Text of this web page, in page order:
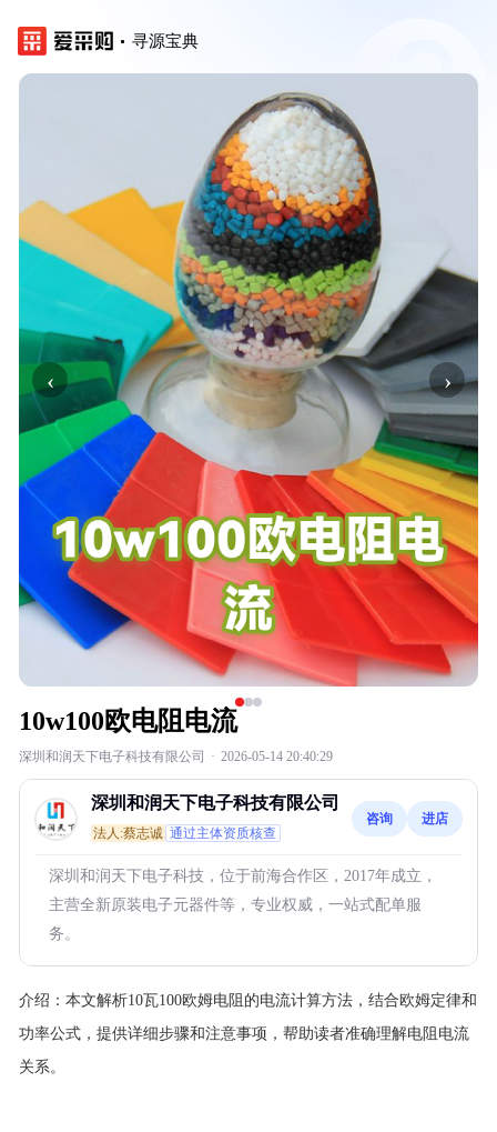
寻源宝典
‹ ›
10w100欧电阻电流
深圳和润天下电子科技有限公司 · 2026-05-14 20:40:29
深圳和润天下电子科技有限公司
法人:蔡志诚 通过主体资质核查
咨询 进店
深圳和润天下电子科技，位于前海合作区，2017年成立，
主营全新原装电子元器件等，专业权威，一站式配单服
务。
介绍： 本文解析10瓦100欧姆电阻的电流计算方法，结合欧姆定律和
功率公式，提供详细步骤和注意事项，帮助读者准确理解电阻电流
关系。